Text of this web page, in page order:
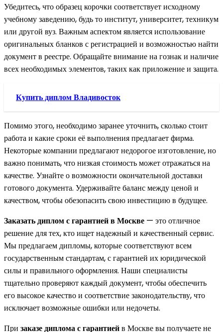
Убедитесь, что образец корочки соответствует исходному
учебному заведению, будь то институт, университет, техникум
или другой вуз. Важным аспектом является использование
оригинальных бланков с регистрацией и возможностью найти
документ в реестре. Обращайте внимание на гознак и наличие
всех необходимых элементов, таких как приложение и защита.
Купить диплом Владивосток
Помимо этого, необходимо заранее уточнить, сколько стоит
работа и какие сроки её выполнения предлагает фирма.
Некоторые компании предлагают недорогое изготовление, но
важно понимать, что низкая стоимость может отражаться на
качестве. Узнайте о возможности окончательной доставки
готового документа. Удерживайте баланс между ценой и
качеством, чтобы обезопасить свою инвестицию в будущее.
Заказать диплом с гарантией в Москве — это отличное
решение для тех, кто ищет надежный и качественный сервис.
Мы предлагаем дипломы, которые соответствуют всем
государственным стандартам, с гарантией их юридической
силы и правильного оформления. Наши специалисты
тщательно проверяют каждый документ, чтобы обеспечить
его высокое качество и соответствие законодательству, что
исключает возможные ошибки или недочеты.
При заказе диплома с гарантиейв Москве вы получаете не